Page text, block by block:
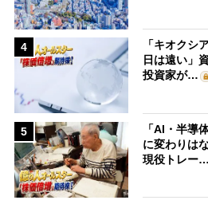
4
「キオクシ
日は遠い」
投資家が…
5
「AI・半導
に変わりは
現役トレー…